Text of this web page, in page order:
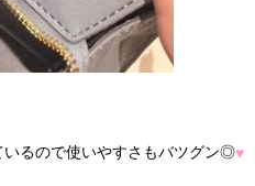
いるので使いやすさもバツグン◎♥